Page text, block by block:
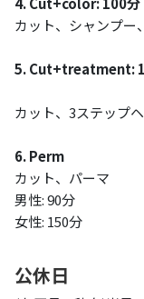
カット、シャンプー
5. Cut+treatment:
カット、3ステップ
6. Perm
カット、パーマ
男性: 90分
女性: 150分
公休日